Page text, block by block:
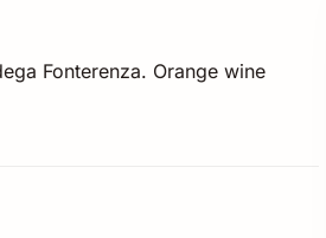
Fonterenza. Orange wine